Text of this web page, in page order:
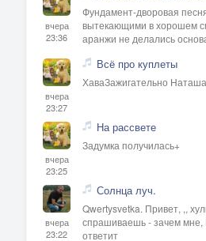
вчера
23:36
Фундамент-дворовая
вытекающими в хорошем
аранжи не делались
вчера
23:27
Всё про куплеты
ХаваЗажигательно
вчера
23:25
На рассвете
Задумка получилась+
вчера
23:22
Солнца луч.
Qwertysvetka. Привет, ,,
спрашиваешь - зачем
ответит